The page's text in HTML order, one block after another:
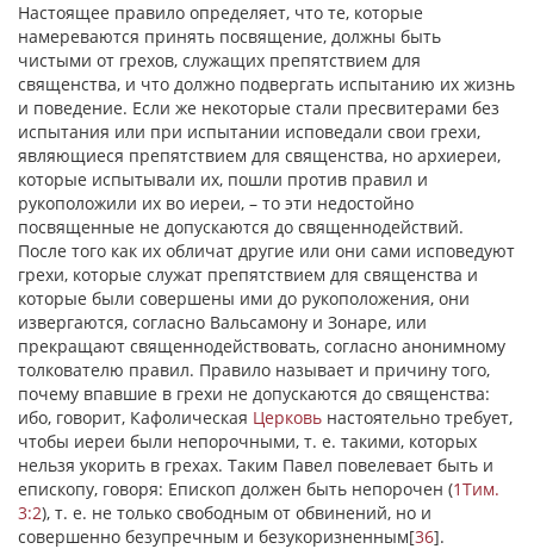
Настоящее правило определяет, что те, которые
намереваются принять посвящение, должны быть
чистыми от грехов, служащих препятствием для
священства, и что должно подвергать испытанию их жизнь
и поведение. Если же некоторые стали пресвитерами без
испытания или при испытании исповедали свои грехи,
являющиеся препятствием для священства, но архиереи,
которые испытывали их, пошли против правил и
рукоположили их во иереи, – то эти недостойно
посвященные не допускаются до священнодействий.
После того как их обличат другие или они сами исповедуют
грехи, которые служат препятствием для священства и
которые были совершены ими до рукоположения, они
извергаются, согласно Вальсамону и Зонаре, или
прекращают священнодействовать, согласно анонимному
толкователю правил. Правило называет и причину того,
почему впавшие в грехи не допускаются до священства:
ибо, говорит, Кафолическая Церковь настоятельно требует,
чтобы иереи были непорочными, т. е. такими, которых
нельзя укорить в грехах. Таким Павел повелевает быть и
епископу, говоря: Епископ должен быть непорочен (1Тим.
3:2), т. е. не только свободным от обвинений, но и
совершенно безупречным и безукоризненным[36].